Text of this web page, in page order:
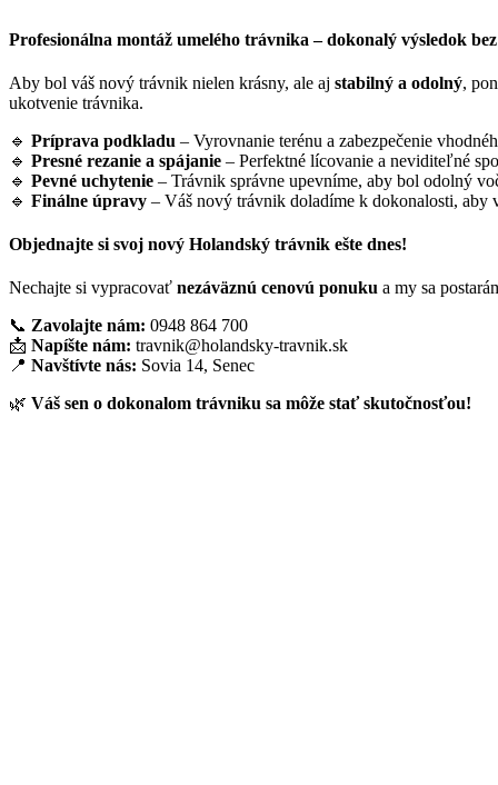
Profesionálna montáž umelého trávnika – dokonalý výsledok
Aby bol váš nový trávnik nielen krásny, ale aj stabilný a odolný,
ukotvenie trávnika.
🔹 Príprava podkladu – Vyrovnanie terénu a zabezpečenie
🔹 Presné rezanie a spájanie – Perfektné lícovanie a neviditeľné
🔹 Pevné uchytenie – Trávnik správne upevníme, aby bol odolný
🔹 Finálne úpravy – Váš nový trávnik doladíme k dokonalosti, aby
Objednajte si svoj nový Holandský trávnik ešte dnes!
Nechajte si vypracovať nezáväznú cenovú ponuku a my sa
📞 Zavolajte nám: 0948 864 700
📩 Napíšte nám: travnik@holandsky-travnik.sk
📍 Navštívte nás: Sovia 14, Senec
🌿 Váš sen o dokonalom trávniku sa môže stať skutočnosťou!